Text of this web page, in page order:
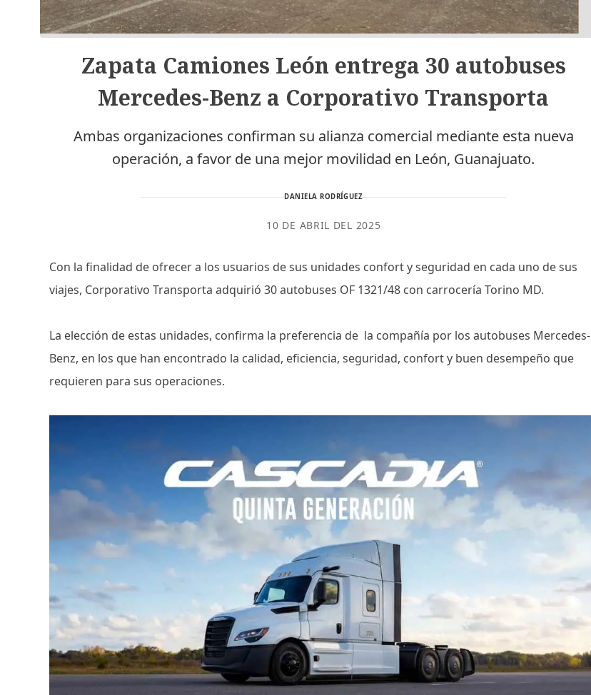
Zapata Camiones León entrega 30 autobuses
Mercedes-Benz a Corporativo Transporta
Ambas organizaciones confirman su alianza comercial mediante esta nueva
operación, a favor de una mejor movilidad en León, Guanajuato.
DANIELA RODRÍGUEZ
10 DE ABRIL DEL 2025
Con la finalidad de ofrecer a los usuarios de sus unidades confort y seguridad en cada uno de sus
viajes, Corporativo Transporta adquirió 30 autobuses OF 1321/48 con carrocería Torino MD.
La elección de estas unidades, confirma la preferencia de la compañía por los autobuses Mercedes-
Benz, en los que han encontrado la calidad, eficiencia, seguridad, confort y buen desempeño que
requieren para sus operaciones.